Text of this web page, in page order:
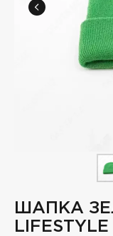
ШАПКА
LIFESTYLE